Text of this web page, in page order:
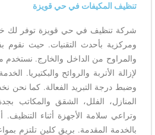
تنظيف المكيفات في حي قويزة
شركة تنظيف في حي قويزة توفر لك
ومركزية بأحدث التقنيات. حيث نقوم
والمراوح من الداخل والخارج.
لإزالة الأتربة والروائح والبكتيريا.
وضبط درجة التبريد الفعالة. كما نحن
المنازل، الفلل، الشقق والمكاتب
وتراعي سلامة الأجهزة أثناء التنظيف.
بالخدمة المقدمة. بريق كلين تلتزم